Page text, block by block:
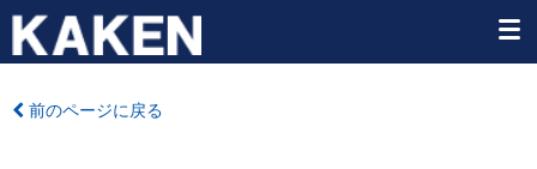
前のページに戻る